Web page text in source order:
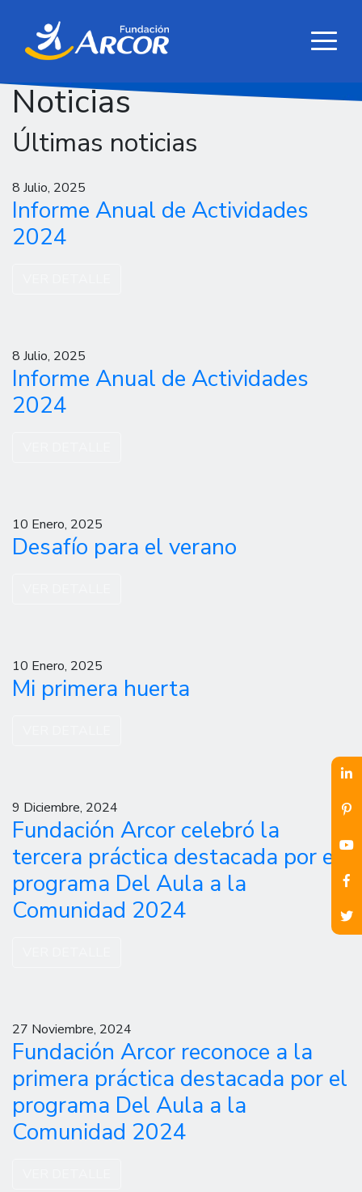
Noticias
Últimas noticias
8 Julio, 2025
Informe Anual de Actividades
2024
8 Julio, 2025
Informe Anual de Actividades
2024
10 Enero, 2025
Desafío para el verano
10 Enero, 2025
Mi primera huerta
9 Diciembre, 2024
Fundación Arcor celebró la
tercera práctica destacada por el
programa Del Aula a la
Comunidad 2024
27 Noviembre, 2024
Fundación Arcor reconoce a la
primera práctica destacada por el
programa Del Aula a la
Comunidad 2024